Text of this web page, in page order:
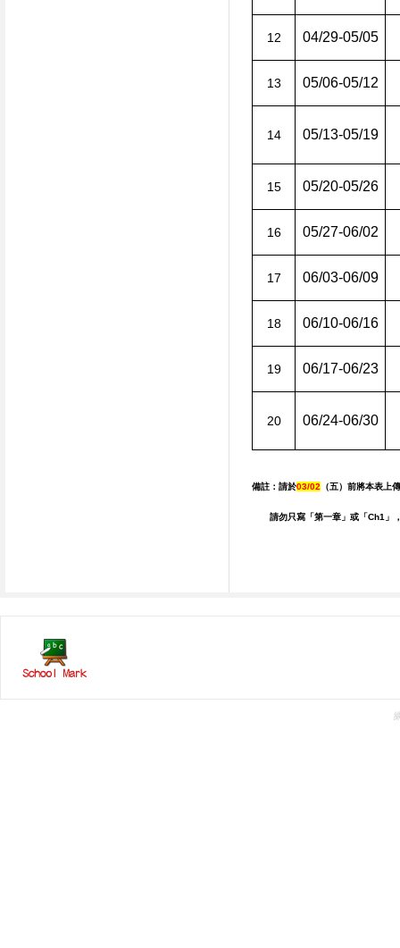
12 04/29-05/05
13 05/06-05/12
14 05/13-05/19
15 05/20-05/26
16 05/27-06/02
17 06/03-06/09
18 06/10-06/16
19 06/17-06/23
20 06/24-06/30
備註：請於03/02 （五） 前將本表上
請勿只寫「第一章」或「Ch1 」